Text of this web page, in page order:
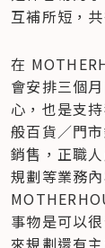
互補所短
在
會安排三個
心，也是支
般百貨／門
銷售，正職
規劃等業務
事物是可以
來規劃還有